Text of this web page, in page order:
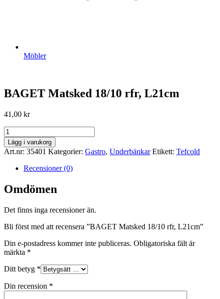
Möbler
BAGET Matsked 18/10 rfr, L21cm
41,00 kr
BAGET
Matsked
18/10
rfr,
L21cm
mängd
Lägg i varukorg
Art.nr: 35401 Kategorier: Gastro, Underbänkar Etikett: Tefcold
Recensioner (0)
Omdömen
Det finns inga recensioner än.
Bli först med att recensera ”BAGET Matsked 18/10 rfr, L21cm”
Din e-postadress kommer inte publiceras. Obligatoriska fält är
märkta *
Ditt betyg *
Din recension *